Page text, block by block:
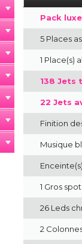
Pack luxe
5 Places
1 Place(s)
138 Jets
22 Jets
Finition
Musique
1 Gros
26 Leds
2